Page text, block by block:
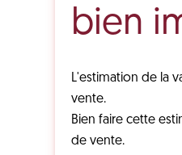
bien
L'estimation de la
vente.
Bien faire cette
de vente.